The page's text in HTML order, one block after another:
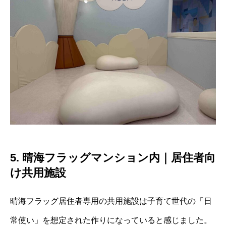
5. 晴海フラッグマンション内｜居住者向
け共用施設
晴海フラッグ居住者専用の共用施設は子育て世代の「日
常使い」を想定された作りになっていると感じました。